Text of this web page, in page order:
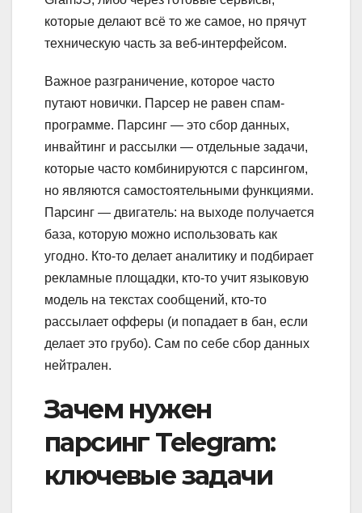
которые делают всё то же самое, но прячут
техническую часть за веб-интерфейсом.
Важное разграничение, которое часто
путают новички. Парсер не равен спам-
программе. Парсинг — это сбор данных,
инвайтинг и рассылки — отдельные задачи,
которые часто комбинируются с парсингом,
но являются самостоятельными функциями.
Парсинг — двигатель: на выходе получается
база, которую можно использовать как
угодно. Кто-то делает аналитику и подбирает
рекламные площадки, кто-то учит языковую
модель на текстах сообщений, кто-то
рассылает офферы (и попадает в бан, если
делает это грубо). Сам по себе сбор данных
нейтрален.
Зачем нужен
парсинг Telegram:
ключевые задачи